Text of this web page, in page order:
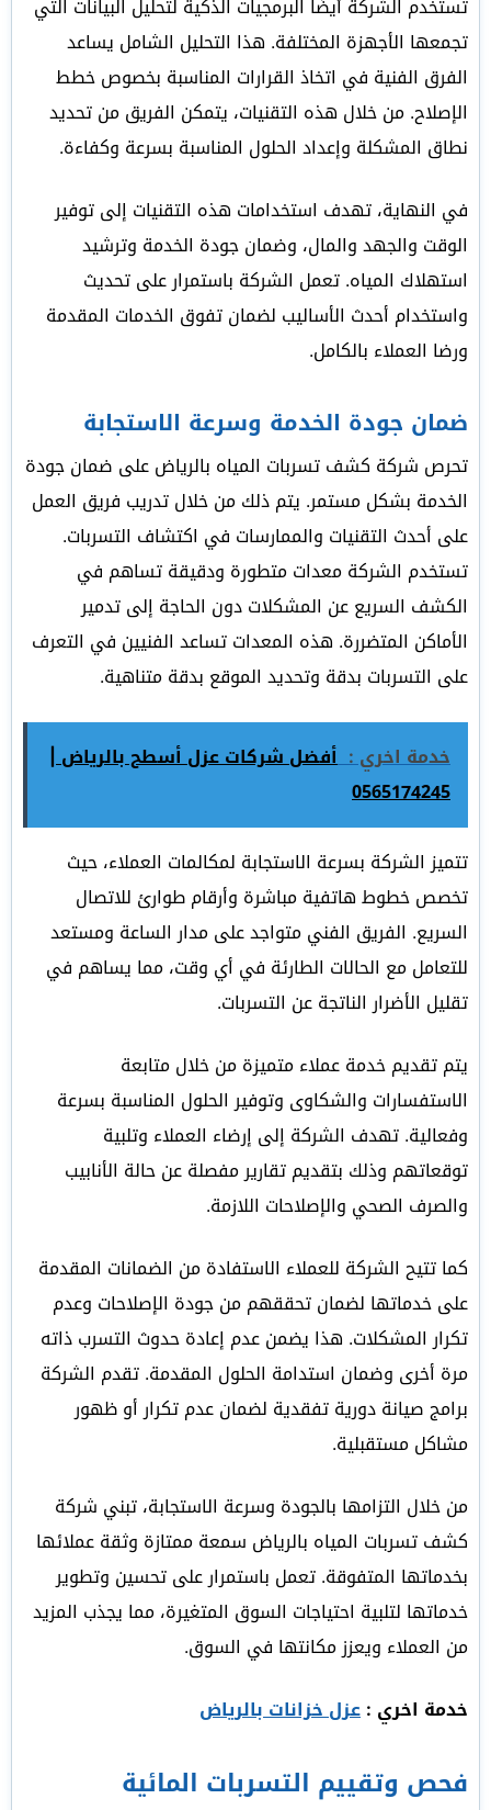
تستخدم الشركة أيضًا البرمجيات الذكية لتحليل البيانات التي
تجمعها الأجهزة المختلفة. هذا التحليل الشامل يساعد
الفرق الفنية في اتخاذ القرارات المناسبة بخصوص خطط
الإصلاح. من خلال هذه التقنيات، يتمكن الفريق من تحديد
نطاق المشكلة وإعداد الحلول المناسبة بسرعة وكفاءة.
في النهاية، تهدف استخدامات هذه التقنيات إلى توفير
الوقت والجهد والمال، وضمان جودة الخدمة وترشيد
استهلاك المياه. تعمل الشركة باستمرار على تحديث
واستخدام أحدث الأساليب لضمان تفوق الخدمات المقدمة
ورضا العملاء بالكامل.
ضمان جودة الخدمة وسرعة الاستجابة
تحرص شركة كشف تسربات المياه بالرياض على ضمان جودة
الخدمة بشكل مستمر. يتم ذلك من خلال تدريب فريق العمل
على أحدث التقنيات والممارسات في اكتشاف التسربات.
تستخدم الشركة معدات متطورة ودقيقة تساهم في
الكشف السريع عن المشكلات دون الحاجة إلى تدمير
الأماكن المتضررة. هذه المعدات تساعد الفنيين في التعرف
على التسربات بدقة وتحديد الموقع بدقة متناهية.
خدمة اخري : أفضل شركات عزل أسطح بالرياض |
0565174245
تتميز الشركة بسرعة الاستجابة لمكالمات العملاء، حيث
تخصص خطوط هاتفية مباشرة وأرقام طوارئ للاتصال
السريع. الفريق الفني متواجد على مدار الساعة ومستعد
للتعامل مع الحالات الطارئة في أي وقت، مما يساهم في
تقليل الأضرار الناتجة عن التسربات.
يتم تقديم خدمة عملاء متميزة من خلال متابعة
الاستفسارات والشكاوى وتوفير الحلول المناسبة بسرعة
وفعالية. تهدف الشركة إلى إرضاء العملاء وتلبية
توقعاتهم وذلك بتقديم تقارير مفصلة عن حالة الأنابيب
والصرف الصحي والإصلاحات اللازمة.
كما تتيح الشركة للعملاء الاستفادة من الضمانات المقدمة
على خدماتها لضمان تحققهم من جودة الإصلاحات وعدم
تكرار المشكلات. هذا يضمن عدم إعادة حدوث التسرب ذاته
مرة أخرى وضمان استدامة الحلول المقدمة. تقدم الشركة
برامج صيانة دورية تفقدية لضمان عدم تكرار أو ظهور
مشاكل مستقبلية.
من خلال التزامها بالجودة وسرعة الاستجابة، تبني شركة
كشف تسربات المياه بالرياض سمعة ممتازة وثقة عملائها
بخدماتها المتفوقة. تعمل باستمرار على تحسين وتطوير
خدماتها لتلبية احتياجات السوق المتغيرة، مما يجذب المزيد
من العملاء ويعزز مكانتها في السوق.
خدمة اخري :عزل خزانات بالرياض
فحص وتقييم التسربات المائية